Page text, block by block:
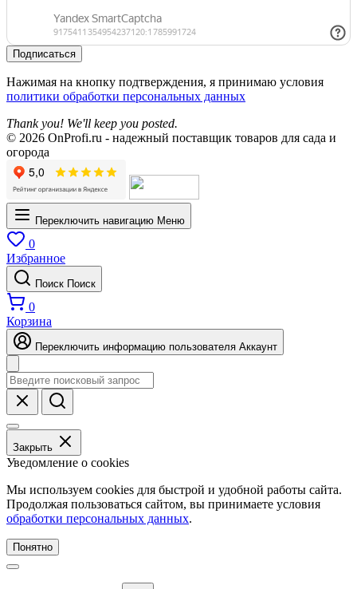
Подписаться
Нажимая на кнопку подтверждения, я принимаю условия
политики обработки персональных данных
Thank you! We'll keep you posted.
© 2026 OnProfi.ru - надежный поставщик товаров для сада и
огорода
Переключить навигацию Меню
0
Избранное
Поиск Поиск
0
Корзина
Переключить информацию пользователя Аккаунт
Закрыть
Уведомление о cookies
Мы используем cookies для быстрой и удобной работы сайта.
Продолжая пользоваться сайтом, вы принимаете условия
обработки персональных данных.
Понятно